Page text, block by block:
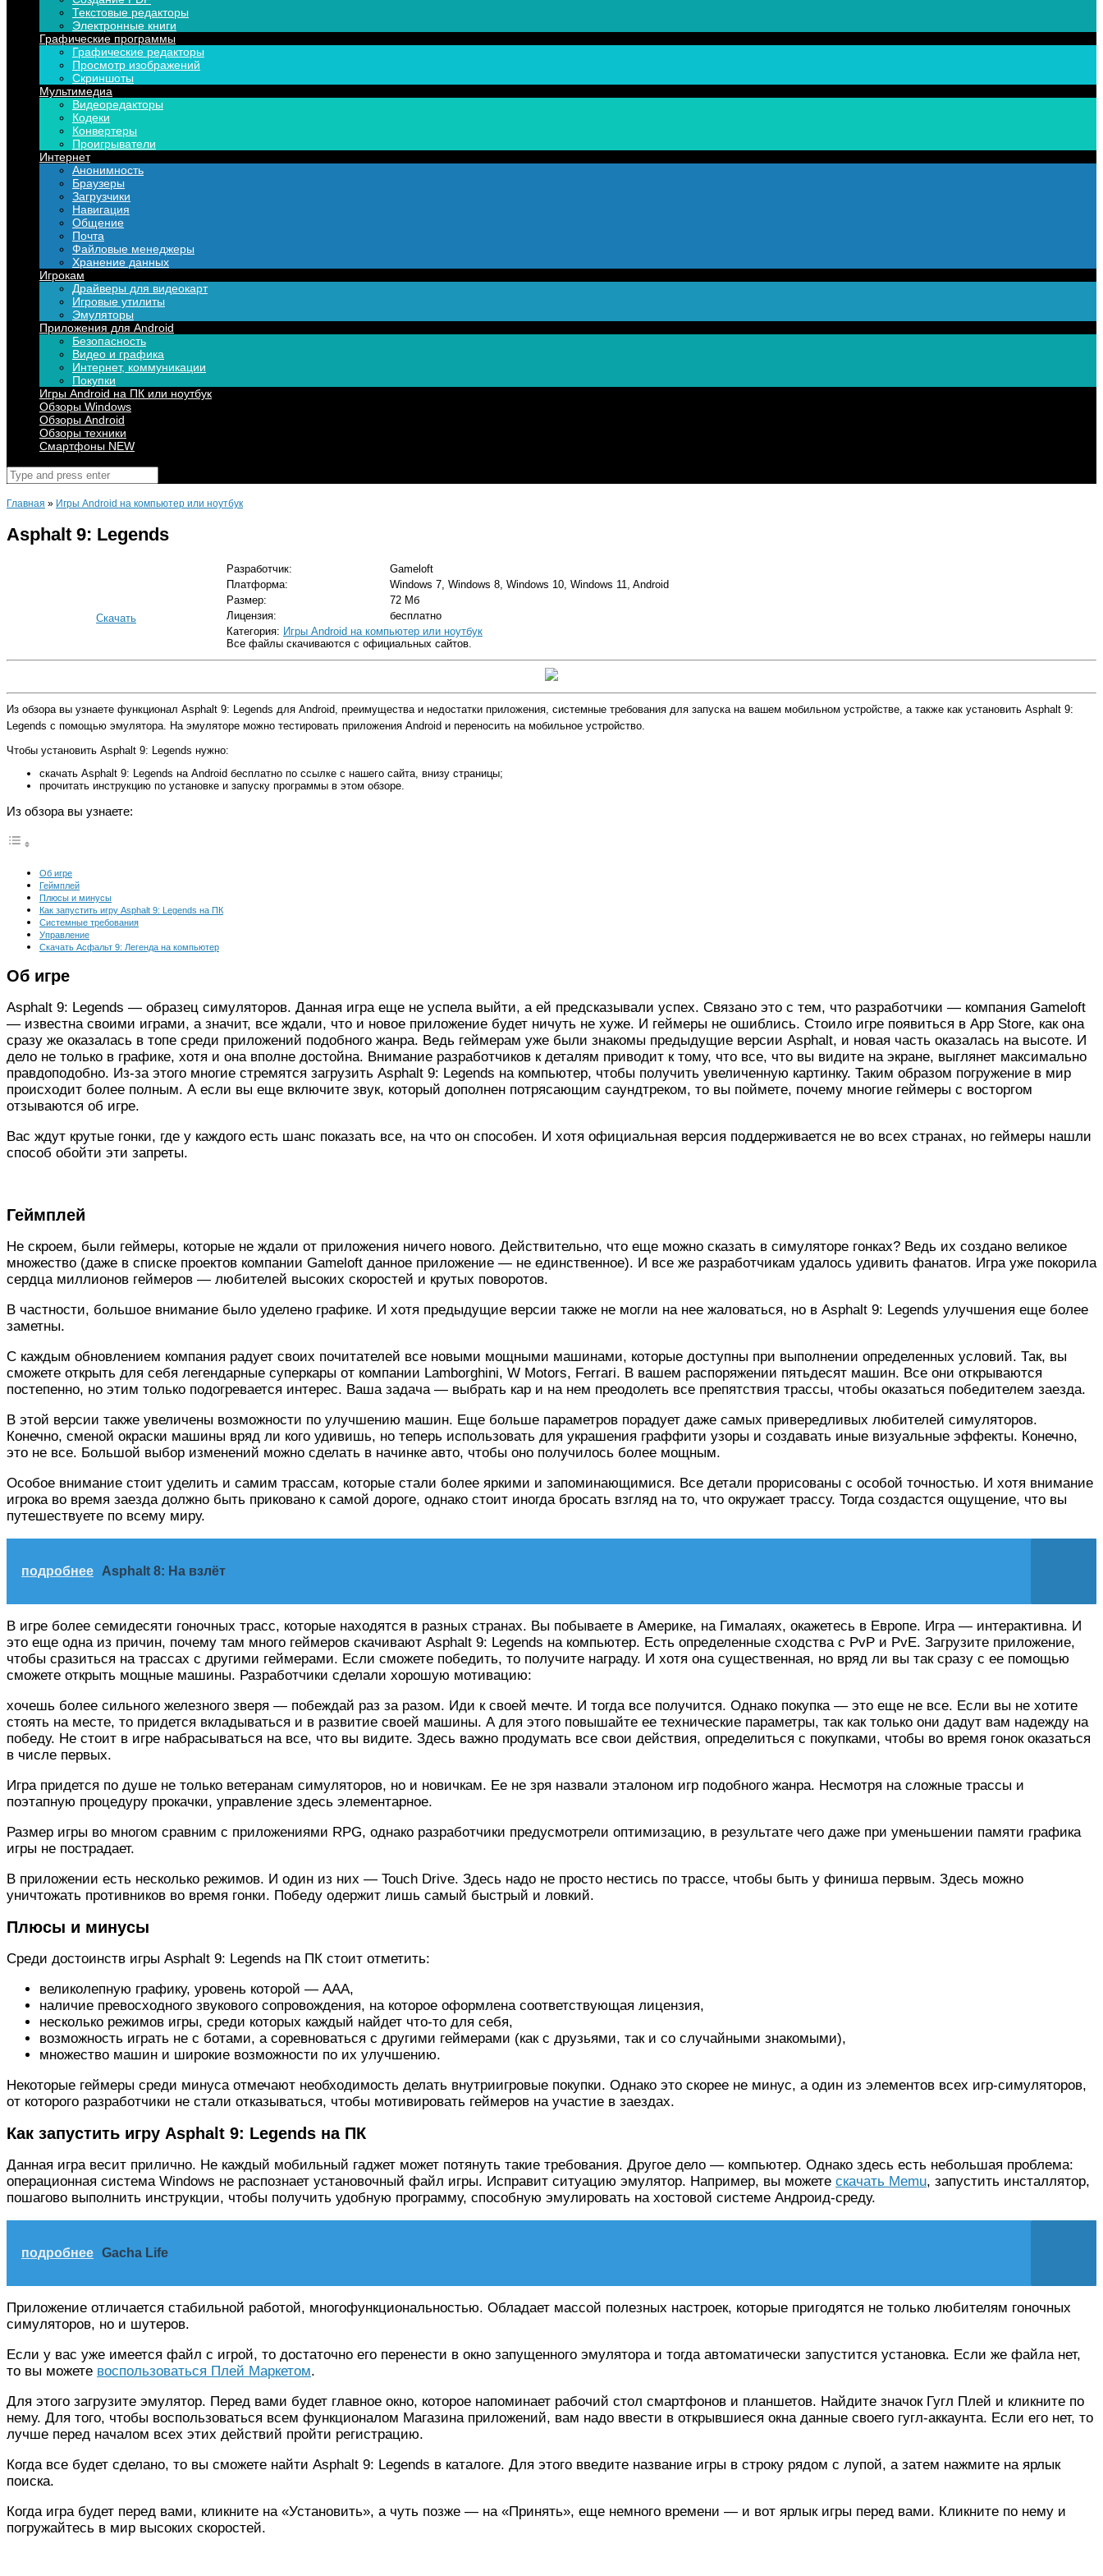
Текстовые редакторы
Электронные книги
Графические программы
Графические редакторы
Просмотр изображений
Скриншоты
Мультимедиа
Видеоредакторы
Кодеки
Конвертеры
Проигрыватели
Интернет
Анонимность
Браузеры
Загрузчики
Навигация
Общение
Почта
Файловые менеджеры
Хранение данных
Игрокам
Драйверы для видеокарт
Игровые утилиты
Эмуляторы
Приложения для Android
Безопасность
Видео и графика
Интернет, коммуникации
Покупки
Игры Android на ПК или ноутбук
Обзоры Windows
Обзоры Android
Обзоры техники
Смартфоны NEW
Поиск
Главная » Игры Android на компьютер или ноутбук
Asphalt 9: Legends
Скачать
Разработчик:
Gameloft
Платформа:
Windows 7, Windows 8, Windows 10, Windows 11, Android
Размер:
72 Мб
Лицензия:
бесплатно
Категория: Игры Android на компьютер или ноутбук
Все файлы скачиваются с официальных сайтов.
Из обзора вы узнаете функционал Asphalt 9: Legends для Android, преимущества и недостатки приложения, системные требования для запуска на вашем мобильном устройстве, а также как установить Asphalt 9:
Legends с помощью эмулятора. На эмуляторе можно тестировать приложения Android и переносить на мобильное устройство.
Чтобы установить Asphalt 9: Legends нужно:
скачать Asphalt 9: Legends на Android бесплатно по ссылке с нашего сайта, внизу страницы;
прочитать инструкцию по установке и запуску программы в этом обзоре.
Из обзора вы узнаете:
Об игре
Геймплей
Плюсы и минусы
Как запустить игру Asphalt 9: Legends на ПК
Системные требования
Управление
Скачать Асфальт 9: Легенда на компьютер
Об игре
Asphalt 9: Legends — образец симуляторов. Данная игра еще не успела выйти, а ей предсказывали успех. Связано это с тем, что разработчики — компания Gameloft
— известна своими играми, а значит, все ждали, что и новое приложение будет ничуть не хуже. И геймеры не ошиблись. Стоило игре появиться в App Store, как она
сразу же оказалась в топе среди приложений подобного жанра. Ведь геймерам уже были знакомы предыдущие версии Asphalt, и новая часть оказалась на высоте. И
дело не только в графике, хотя и она вполне достойна. Внимание разработчиков к деталям приводит к тому, что все, что вы видите на экране, выглянет максимально
правдоподобно. Из-за этого многие стремятся загрузить Asphalt 9: Legends на компьютер, чтобы получить увеличенную картинку. Таким образом погружение в мир
происходит более полным. А если вы еще включите звук, который дополнен потрясающим саундтреком, то вы поймете, почему многие геймеры с восторгом
отзываются об игре.
Вас ждут крутые гонки, где у каждого есть шанс показать все, на что он способен. И хотя официальная версия поддерживается не во всех странах, но геймеры нашли
способ обойти эти запреты.
Геймплей
Не скроем, были геймеры, которые не ждали от приложения ничего нового. Действительно, что еще можно сказать в симуляторе гонках? Ведь их создано великое
множество (даже в списке проектов компании Gameloft данное приложение — не единственное). И все же разработчикам удалось удивить фанатов. Игра уже покорила
сердца миллионов геймеров — любителей высоких скоростей и крутых поворотов.
В частности, большое внимание было уделено графике. И хотя предыдущие версии также не могли на нее жаловаться, но в Asphalt 9: Legends улучшения еще более
заметны.
С каждым обновлением компания радует своих почитателей все новыми мощными машинами, которые доступны при выполнении определенных условий. Так, вы
сможете открыть для себя легендарные суперкары от компании Lamborghini, W Motors, Ferrari. В вашем распоряжении пятьдесят машин. Все они открываются
постепенно, но этим только подогревается интерес. Ваша задача — выбрать кар и на нем преодолеть все препятствия трассы, чтобы оказаться победителем заезда.
В этой версии также увеличены возможности по улучшению машин. Еще больше параметров порадует даже самых привередливых любителей симуляторов.
Конечно, сменой окраски машины вряд ли кого удивишь, но теперь использовать для украшения граффити узоры и создавать иные визуальные эффекты. Конечно,
это не все. Большой выбор изменений можно сделать в начинке авто, чтобы оно получилось более мощным.
Особое внимание стоит уделить и самим трассам, которые стали более яркими и запоминающимися. Все детали прорисованы с особой точностью. И хотя внимание
игрока во время заезда должно быть приковано к самой дороге, однако стоит иногда бросать взгляд на то, что окружает трассу. Тогда создастся ощущение, что вы
путешествуете по всему миру.
подробнее Asphalt 8: На взлёт
В игре более семидесяти гоночных трасс, которые находятся в разных странах. Вы побываете в Америке, на Гималаях, окажетесь в Европе. Игра — интерактивна. И
это еще одна из причин, почему там много геймеров скачивают Asphalt 9: Legends на компьютер. Есть определенные сходства с PvP и PvE. Загрузите приложение,
чтобы сразиться на трассах с другими геймерами. Если сможете победить, то получите награду. И хотя она существенная, но вряд ли вы так сразу с ее помощью
сможете открыть мощные машины. Разработчики сделали хорошую мотивацию:
хочешь более сильного железного зверя — побеждай раз за разом. Иди к своей мечте. И тогда все получится. Однако покупка — это еще не все. Если вы не хотите
стоять на месте, то придется вкладываться и в развитие своей машины. А для этого повышайте ее технические параметры, так как только они дадут вам надежду на
победу. Не стоит в игре набрасываться на все, что вы видите. Здесь важно продумать все свои действия, определиться с покупками, чтобы во время гонок оказаться
в числе первых.
Игра придется по душе не только ветеранам симуляторов, но и новичкам. Ее не зря назвали эталоном игр подобного жанра. Несмотря на сложные трассы и
поэтапную процедуру прокачки, управление здесь элементарное.
Размер игры во многом сравним с приложениями RPG, однако разработчики предусмотрели оптимизацию, в результате чего даже при уменьшении памяти графика
игры не пострадает.
В приложении есть несколько режимов. И один из них — Touch Drive. Здесь надо не просто нестись по трассе, чтобы быть у финиша первым. Здесь можно
уничтожать противников во время гонки. Победу одержит лишь самый быстрый и ловкий.
Плюсы и минусы
Среди достоинств игры Asphalt 9: Legends на ПК стоит отметить:
великолепную графику, уровень которой — ААА,
наличие превосходного звукового сопровождения, на которое оформлена соответствующая лицензия,
несколько режимов игры, среди которых каждый найдет что-то для себя,
возможность играть не с ботами, а соревноваться с другими геймерами (как с друзьями, так и со случайными знакомыми),
множество машин и широкие возможности по их улучшению.
Некоторые геймеры среди минуса отмечают необходимость делать внутриигровые покупки. Однако это скорее не минус, а один из элементов всех игр-симуляторов,
от которого разработчики не стали отказываться, чтобы мотивировать геймеров на участие в заездах.
Как запустить игру Asphalt 9: Legends на ПК
Данная игра весит прилично. Не каждый мобильный гаджет может потянуть такие требования. Другое дело — компьютер. Однако здесь есть небольшая проблема:
операционная система Windows не распознает установочный файл игры. Исправит ситуацию эмулятор. Например, вы можете скачать Memu, запустить инсталлятор,
пошагово выполнить инструкции, чтобы получить удобную программу, способную эмулировать на хостовой системе Андроид-среду.
подробнее Gacha Life
Приложение отличается стабильной работой, многофункциональностью. Обладает массой полезных настроек, которые пригодятся не только любителям гоночных
симуляторов, но и шутеров.
Если у вас уже имеется файл с игрой, то достаточно его перенести в окно запущенного эмулятора и тогда автоматически запустится установка. Если же файла нет,
то вы можете воспользоваться Плей Маркетом.
Для этого загрузите эмулятор. Перед вами будет главное окно, которое напоминает рабочий стол смартфонов и планшетов. Найдите значок Гугл Плей и кликните по
нему. Для того, чтобы воспользоваться всем функционалом Магазина приложений, вам надо ввести в открывшиеся окна данные своего гугл-аккаунта. Если его нет, то
лучше перед началом всех этих действий пройти регистрацию.
Когда все будет сделано, то вы сможете найти Asphalt 9: Legends в каталоге. Для этого введите название игры в строку рядом с лупой, а затем нажмите на ярлык
поиска.
Когда игра будет перед вами, кликните на «Установить», а чуть позже — на «Принять», еще немного времени — и вот ярлык игры перед вами. Кликните по нему и
погружайтесь в мир высоких скоростей.